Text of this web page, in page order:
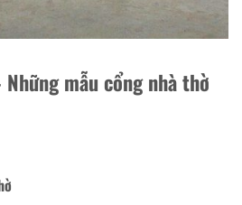
mẫu cổng nhà thờ